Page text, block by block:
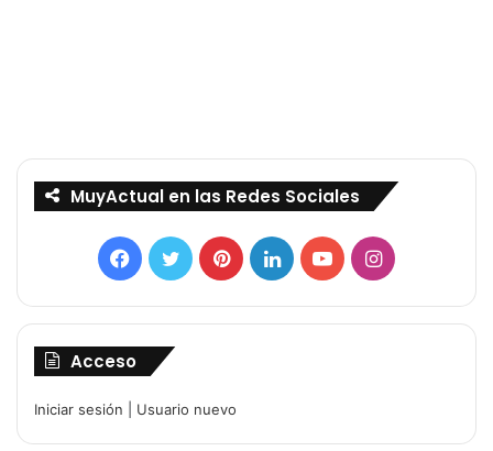
MuyActual en las Redes Sociales
Facebook
TwitterPinterestLinkedInYouTubeInstagram
Acceso
Iniciar sesión Usuario nuevo